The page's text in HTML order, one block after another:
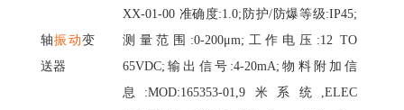
轴振动变
送器
XX-01-00 准确度:1.0;防护/防爆等级:IP45;
测量范围:0-200μm;工作电压:12 TO
65VDC;输出信号:4-20mA;物料附加信
息:MOD:165353-01,9米系统,ELEC